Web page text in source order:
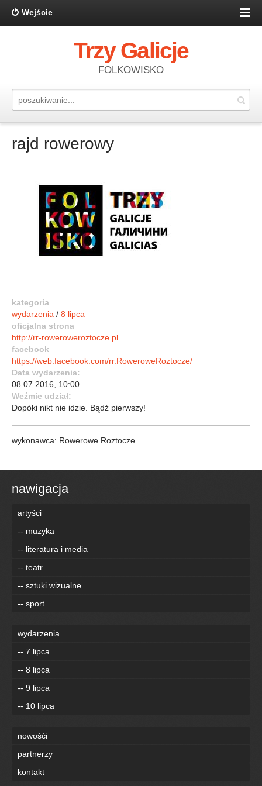
Wejście
Trzy Galicje
FOLKOWISKO
rajd rowerowy
kategoria
wydarzenia / 8 lipca
oficjalna strona
http://rr-roweroweroztocze.pl
facebook
https://web.facebook.com/rr.RoweroweRoztocze/
Data wydarzenia:
08.07.2016, 10:00
Weźmie udział:
Dopóki nikt nie idzie. Bądź pierwszy!
wykonawca: Rowerowe Roztocze
nawigacja
artyści
-- muzyka
-- literatura i media
-- teatr
-- sztuki wizualne
-- sport
wydarzenia
-- 7 lipca
-- 8 lipca
-- 9 lipca
-- 10 lipca
nowośći
partnerzy
kontakt